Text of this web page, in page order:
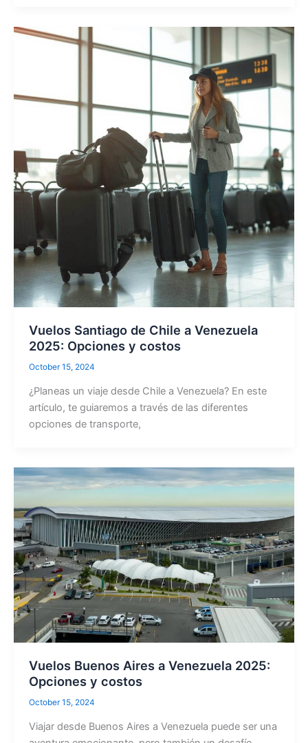
Vuelos Santiago de Chile a Venezuela
2025: Opciones y costos
October 15, 2024
¿Planeas un viaje desde Chile a Venezuela? En este
artículo, te guiaremos a través de las diferentes
opciones de transporte,
Vuelos Buenos Aires a Venezuela 2025:
Opciones y costos
October 15, 2024
Viajar desde Buenos Aires a Venezuela puede ser una